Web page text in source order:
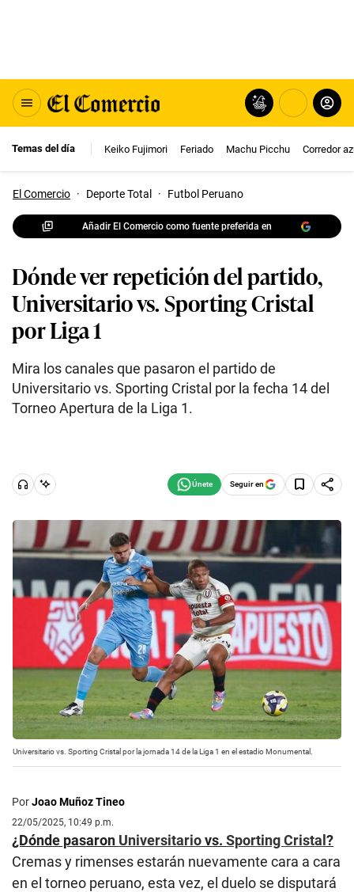
Temas del día Keiko Fujimori Feriado Machu Picchu Corredor
El Comercio · Deporte Total · Futbol Peruano
Añadir El Comercio como fuente preferida en
Dónde ver repetición del partido,
Universitario vs. Sporting Cristal
por Liga 1
Mira los canales que pasaron el partido de
Universitario vs. Sporting Cristal por la fecha 14 del
Torneo Apertura de la Liga 1.
Seguir en
Universitario vs. Sporting Cristal por la jornada 14 de la Liga 1 en el estadio Monumental.
PorJoao Muñoz Tineo
22/05/2025, 10:49 p.m.
¿Dónde pasaron Universitariovs. Sporting Cristal?
Cremas y rimenses estarán nuevamente cara a cara
en el torneo peruano, esta vez, el duelo se disputará